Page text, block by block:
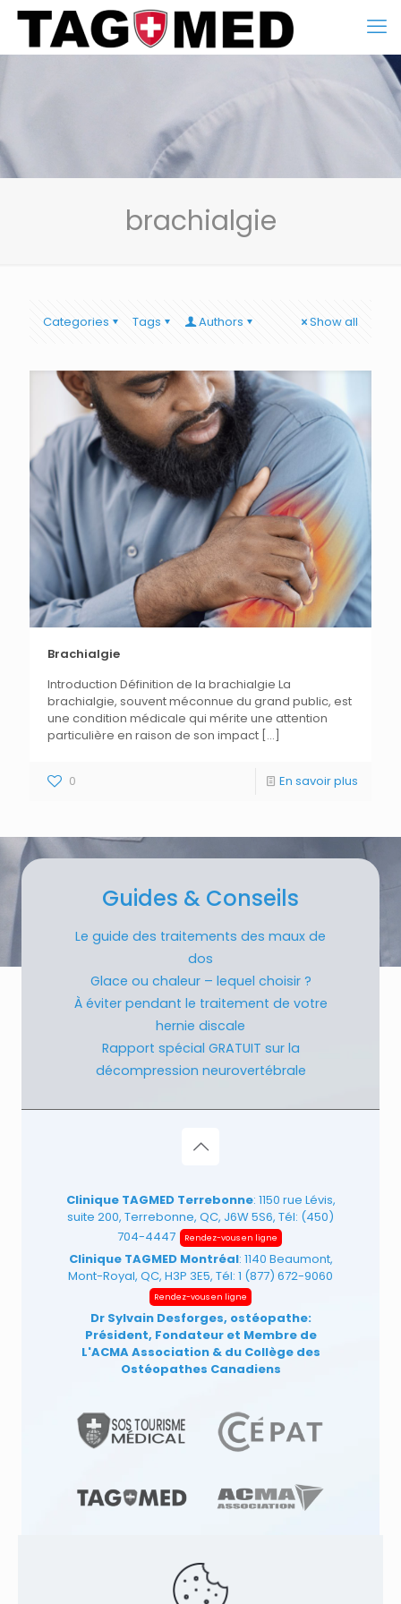
brachialgie
Categories Tags Authors Show all
Brachialgie
Introduction Définition de la brachialgie La
brachialgie, souvent méconnue du grand public, est
une condition médicale qui mérite une attention
particulière en raison de son impact […]
0 En savoir plus
Guides & Conseils
Le guide des traitements des maux de
dos
Glace ou chaleur – lequel choisir ?
À éviter pendant le traitement de votre
hernie discale
Rapport spécial GRATUIT sur la
décompression neurovertébrale
Clinique TAGMED Terrebonne: 1150 rue Lévis,
suite 200, Terrebonne, QC, J6W 5S6, Tél: (450)
704-4447
Rendez-vous en ligne
Clinique TAGMED Montréal: 1140 Beaumont,
Mont-Royal, QC, H3P 3E5, Tél: 1 (877) 672-9060
Rendez-vous en ligne
Dr Sylvain Desforges, ostéopathe:
Président, Fondateur et Membre de
L'ACMA Association & du Collège des
Ostéopathes Canadiens